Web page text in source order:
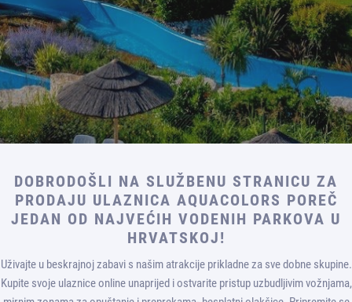
DOBRODOŠLI NA SLUŽBENU STRANICU ZA
PRODAJU ULAZNICA AQUACOLORS POREČ
JEDAN OD NAJVEĆIH VODENIH PARKOVA U
HRVATSKOJ!
Uživajte u beskrajnoj zabavi s našim atrakcije prikladne za sve dobne skupine.
Kupite svoje ulaznice online unaprijed i ostvarite pristup uzbudljivim vožnjama,